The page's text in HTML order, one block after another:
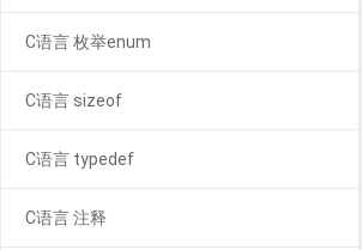
C语言 枚举enum
C语言 sizeof
C语言 typedef
C语言 注释